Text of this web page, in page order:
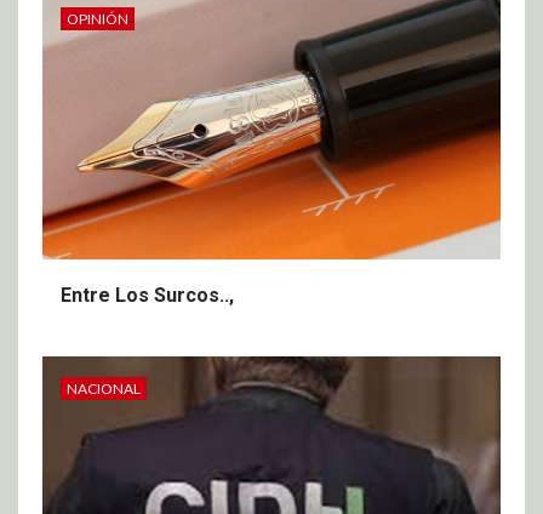
OPINIÓN
Entre Los Surcos..,
NACIONAL